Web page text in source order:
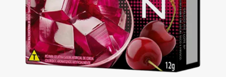
Goiabadas e Cia
Misturas
Farinhas de Milho
Farinhas de Trigo